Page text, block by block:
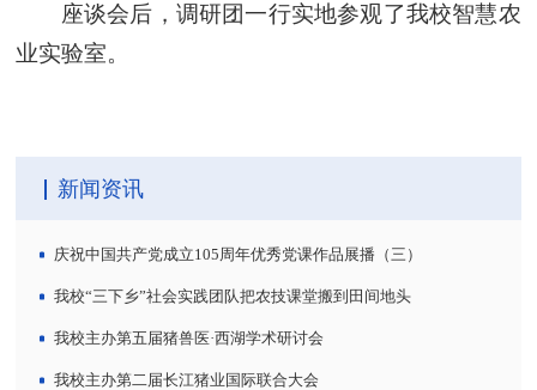
座谈会后，调研团一行实地参观了我校智慧农
业实验室。
新闻资讯
庆祝中国共产党成立105周年优秀党课作品展播（三）
我校“三下乡”社会实践团队把农技课堂搬到田间地头
我校主办第五届猪兽医·西湖学术研讨会
我校主办第二届长江猪业国际联合大会